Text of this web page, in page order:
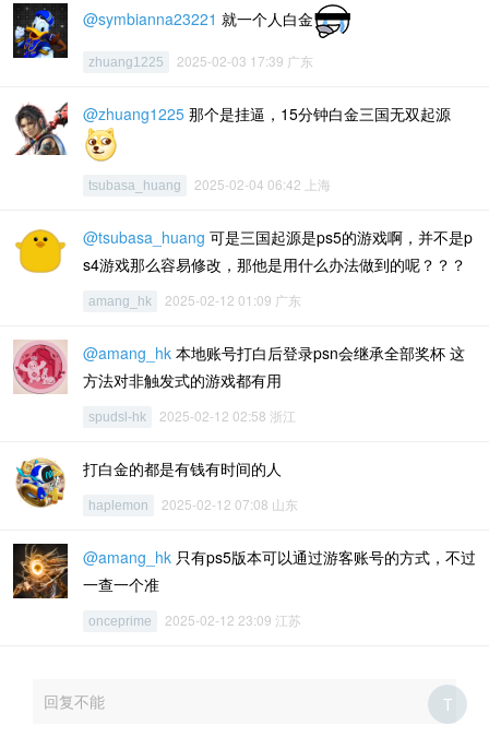
@symbianna23221 就一个人白金
zhuang1225 2025-02-03 17:39 广东
@zhuang1225 那个是挂逼，15分钟白金三国无双起源
tsubasa_huang 2025-02-04 06:42 上海
@tsubasa_huang 可是三国起源是ps5的游戏啊，并不是p
s4游戏那么容易修改，那他是用什么办法做到的呢？？？
amang_hk 2025-02-12 01:09 广东
@amang_hk 本地账号打白后登录psn会继承全部奖杯 这
方法对非触发式的游戏都有用
spudsl-hk 2025-02-12 02:58 浙江
打白金的都是有钱有时间的人
haplemon 2025-02-12 07:08 山东
@amang_hk 只有ps5版本可以通过游客账号的方式，不过
一查一个准
onceprime 2025-02-12 23:09 江苏
回复不能 T